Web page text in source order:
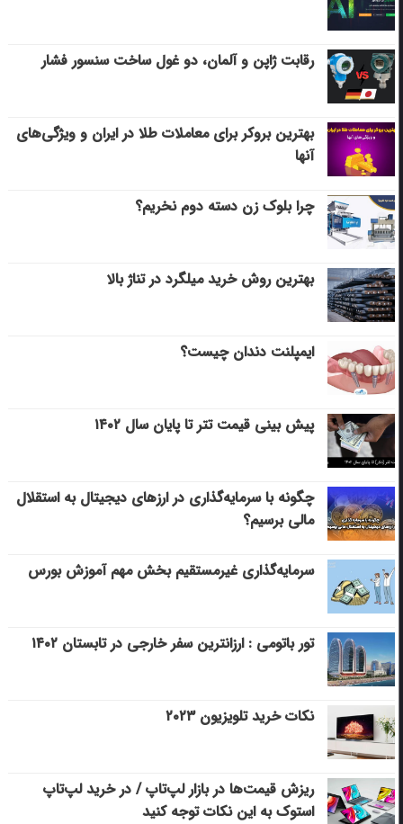
رقابت ژاپن و آلمان، دو غول ساخت سنسور فشار
بهترین بروکر برای معاملات طلا در ایران و ویژگی‌های
آنها
چرا بلوک زن دسته دوم نخریم؟
بهترین روش خرید میلگرد در تناژ بالا
ایمپلنت دندان چیست؟
پیش بینی قیمت تتر تا پایان سال ۱۴۰۲
چگونه با سرمایه‌گذاری در ارزهای دیجیتال به استقلال
مالی برسیم؟
سرمایه‌گذاری غیرمستقیم بخش مهم آموزش بورس
تور باتومی : ارزانترین سفر خارجی در تابستان ۱۴۰۲
نکات خرید تلویزیون ۲۰۲۳
ریزش قیمت‌ها در بازار لپ‌تاپ / در خرید لپ‌تاپ
استوک به این نکات توجه کنید